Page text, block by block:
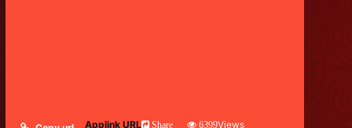
Applink URL Share 6399Views